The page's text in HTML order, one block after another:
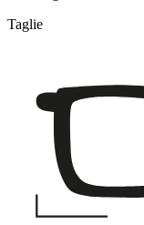
Taglie